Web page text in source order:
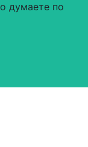
думаете по